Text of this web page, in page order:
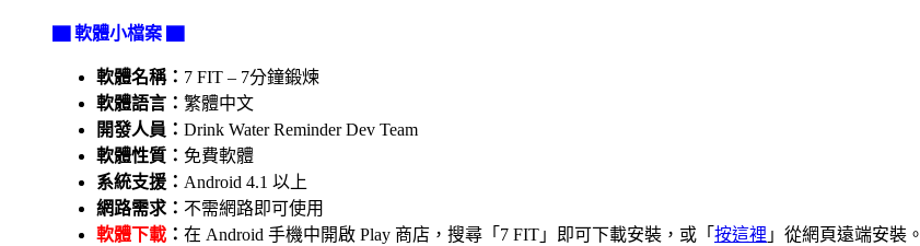
▇ 軟體小檔案 ▇
軟體名稱： 7 FIT – 7分鐘鍛煉
軟體語言： 繁體中文
開發人員： Drink Water Reminder Dev Team
軟體性質： 免費軟體
系統支援： Android 4.1 以上
網路需求： 不需網路即可使用
軟體下載 ： 在 Android 手機中開啟 Play 商店，搜尋「7 FIT」即可下載安裝，或「 按這裡 」從網頁遠端安裝。